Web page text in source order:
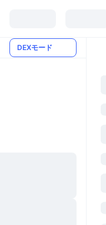
DEXモード